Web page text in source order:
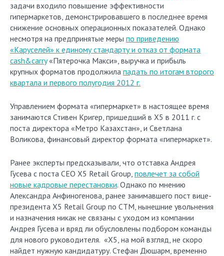
задачи входило повышение эффективности
гипермаркетов, демонстрировавшего в последнее время
снижение основных операционных показателей. Однако
несмотря на предпринятые меры по приведению
«Каруселей» к единому стандарту и отказ от формата
cash&carry«Пятерочка Макси», выручка и прибыль
крупных форматов продолжила падать по итогам второго
квартала и первого полугодия 2012 г.
Управлением формата «гипермаркет» в настоящее время
занимаются Стивен Кригер, пришедший в Х5 в 2011 г. с
поста директора «Метро Казахстан», и Светлана
Воликова, финансовый директор формата «гипермаркет».
Ранее эксперты предсказывали, что отставка Андрея
Гусева с поста СЕО X5 Retail Group, повлечет за собой
новые кадровые перестановки. Однако по мнению
Александра Анфиногенова, ранее занимавшего пост вице-
президента X5 Retail Group по СТМ, нынешние увольнения
и назначения никак не связаны с уходом из компании
Андрея Гусева и вряд ли обусловлены подбором команды
для нового руководителя. «X5, на мой взгляд, не скоро
найдет нужную кандидатуру. Стефан Дюшарм, временно